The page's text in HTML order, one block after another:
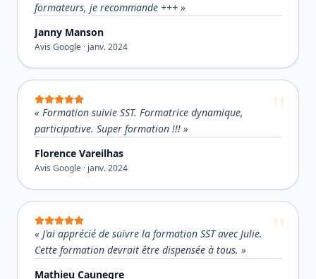
formateurs, je recommande +++ »
Janny Manson
Avis Google · janv. 2024
« Formation suivie SST. Formatrice dynamique,
participative. Super formation !!! »
Florence Vareilhas
Avis Google · janv. 2024
« J'ai apprécié de suivre la formation SST avec Julie.
Cette formation devrait être dispensée à tous. »
Mathieu Caunegre